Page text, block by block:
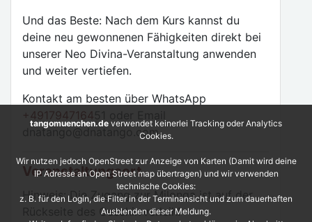
Und das Beste: Nach dem Kurs kannst du
deine neu gewonnenen Fähigkeiten direkt bei
unserer Neo Divina-Veranstaltung anwenden
und weiter vertiefen.
Kontakt am besten über WhatsApp
+4917947164
dnatango@dnatango.com
Veranstaltungsort
Hinweis: Die Zugang zur Milonga ist auf der
Rückseite des Geschirrverleih!
tangomuenchen.de verwendet keinerlei Tracking oder Analytics
Cookies.
Wir nutzen jedoch OpenStreet zur Anzeige von Karten (Damit wird deine
IP Adresse an Open Street map übertragen) und wir verwenden
technische Cookies:
z. B. für den Login, die Filter in der Terminansicht und zum dauerhaften
Ausblenden dieser Meldung.